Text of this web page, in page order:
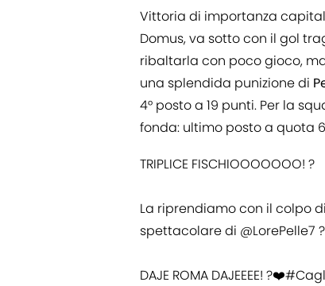
Vittoria di importanza
Domus, va sotto con il gol
ribaltarla con poco gioco,
una splendida punizione di
4° posto a 19 punti. Per la
fonda: ultimo posto a quota
TRIPLICE FISCHIOOOOOOO! ?
La riprendiamo con il colpo
spettacolare di @LorePelle7 ?
DAJE ROMA DAJEEEE! ?❤️